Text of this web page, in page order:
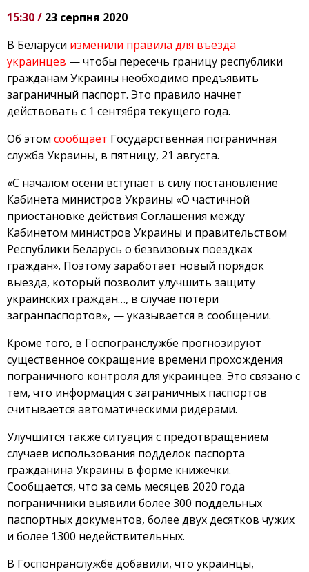
15:30 / 23 серпня 2020
В Беларуси изменили правила для въезда
украинцев — чтобы пересечь границу республики
гражданам Украины необходимо предъявить
заграничный паспорт. Это правило начнет
действовать с 1 сентября текущего года.
Об этом сообщает Государственная пограничная
служба Украины, в пятницу, 21 августа.
«С началом осени вступает в силу постановление
Кабинета министров Украины «О частичной
приостановке действия Соглашения между
Кабинетом министров Украины и правительством
Республики Беларусь о безвизовых поездках
граждан». Поэтому заработает новый порядок
выезда, который позволит улучшить защиту
украинских граждан…, в случае потери
загранпаспортов», — указывается в сообщении.
Кроме того, в Госпогранслужбе прогнозируют
существенное сокращение времени прохождения
пограничного контроля для украинцев. Это связано с
тем, что информация с заграничных паспортов
считывается автоматическими ридерами.
Улучшится также ситуация с предотвращением
случаев использования подделок паспорта
гражданина Украины в форме книжечки.
Сообщается, что за семь месяцев 2020 года
пограничники выявили более 300 поддельных
паспортных документов, более двух десятков чужих
и более 1300 недействительных.
В Госпонранслужбе добавили, что украинцы,